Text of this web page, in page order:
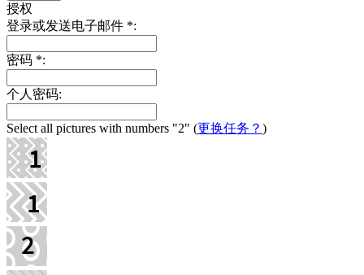
授权
登录或发送电子邮件 *:
密码 *:
个人密码:
Select all pictures with numbers "2" (更换任务？ )